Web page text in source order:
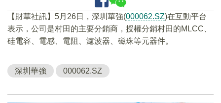
【財華社訊】5月26日，深圳華強(000062.SZ)在互動平台
表示，公司是村田的主要分銷商，授權分銷村田的MLCC、
硅電容、電感、電阻、濾波器、磁珠等元器件。
深圳華強 000062.SZ